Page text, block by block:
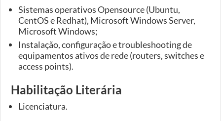
Sistemas operativos Opensource (Ubuntu,
CentOS e Redhat), Microsoft Windows Server,
Microsoft Windows;
Instalação, configuração e troubleshooting de
equipamentos ativos de rede (routers, switches e
access points).
Habilitação Literária
Licenciatura.